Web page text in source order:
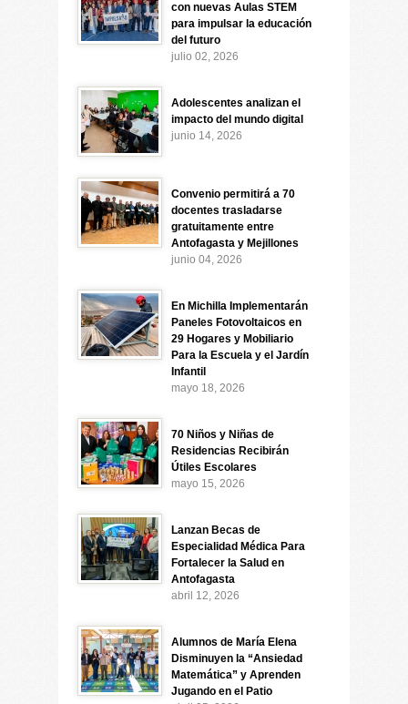
con nuevas Aulas STEM
para impulsar la educación
del futuro
julio 02, 2026
Adolescentes analizan el
impacto del mundo digital
junio 14, 2026
Convenio permitirá a 70
docentes trasladarse
gratuitamente entre
Antofagasta y Mejillones
junio 04, 2026
En Michilla Implementarán
Paneles Fotovoltaicos en
29 Hogares y Mobiliario
Para la Escuela y el Jardín
Infantil
mayo 18, 2026
70 Niños y Niñas de
Residencias Recibirán
Útiles Escolares
mayo 15, 2026
Lanzan Becas de
Especialidad Médica Para
Fortalecer la Salud en
Antofagasta
abril 12, 2026
Alumnos de María Elena
Disminuyen la “Ansiedad
Matemática” y Aprenden
Jugando en el Patio